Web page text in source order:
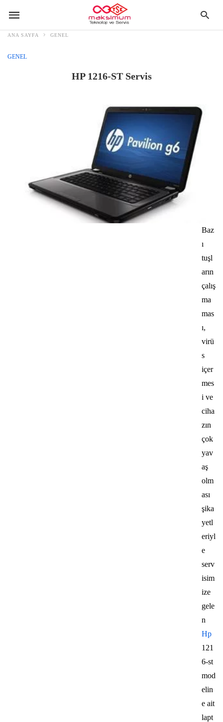
ANA SAYFA GENEL
GENEL
HP 1216-ST Servis
Baz
ı
tuşl
arın
çalış
ma
mas
ı,
virü
s
içer
mes
i ve
ciha
zın
çok
yav
aş
olm
ası
şika
yetl
eriyl
e
serv
isim
ize
gele
n
Hp
121
6-st
mod
elin
e ait
lapt